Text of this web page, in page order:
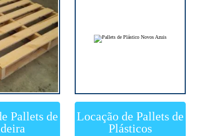
Pallets de
Locação de Pallets de
Plásticos